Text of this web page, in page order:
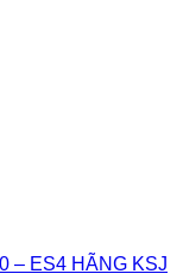
– ES4 HÃNG KSJ